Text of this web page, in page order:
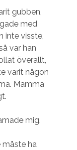
gubben,
med
inte visste,
var han
överallt,
varit någon
Mamma
mig.
måste ha